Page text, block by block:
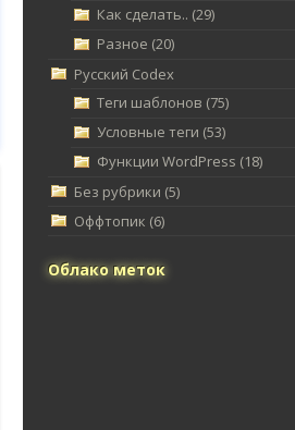
Как сделать.. (29)
Разное (20)
Русский Codex
Теги шаблонов (75)
Условные теги (53)
Функции WordPress (18)
Без рубрики (5)
Оффтопик (6)
Облако меток